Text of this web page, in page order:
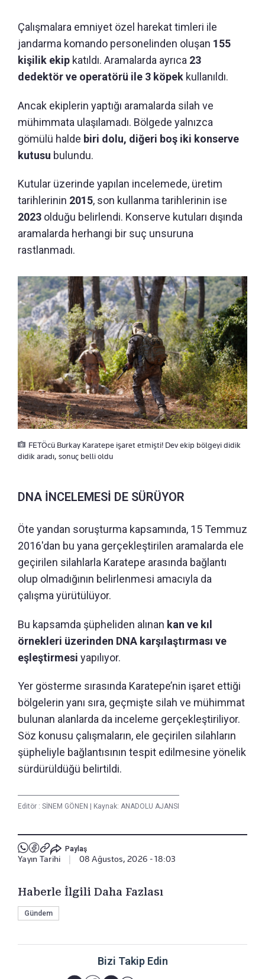
Çalışmalara emniyet özel harekat timleri ile
jandarma komando personelinden oluşan 155
kişilik ekip katıldı. Aramalarda ayrıca 23
dedektör ve operatörü ile 3 köpek kullanıldı.
Ancak ekiplerin yaptığı aramalarda silah ve
mühimmata ulaşılamadı. Bölgede yalnızca
gömülü halde biri dolu, diğeri boş iki konserve
kutusu bulundu.
Kutular üzerinde yapılan incelemede, üretim
tarihlerinin 2015, son kullanma tarihlerinin ise
2023 olduğu belirlendi. Konserve kutuları dışında
aramalarda herhangi bir suç unsuruna
rastlanmadı.
FETÖcü Burkay Karatepe işaret etmişti! Dev ekip bölgeyi didik
didik aradı, sonuç belli oldu
DNA İNCELEMESİ DE SÜRÜYOR
Öte yandan soruşturma kapsamında, 15 Temmuz
2016'dan bu yana gerçekleştirilen aramalarda ele
geçirilen silahlarla Karatepe arasında bağlantı
olup olmadığının belirlenmesi amacıyla da
çalışma yürütülüyor.
Bu kapsamda şüpheliden alınan kan ve kıl
örnekleri üzerinden DNA karşılaştırması ve
eşleştirmesi yapılıyor.
Yer gösterme sırasında Karatepe’nin işaret ettiği
bölgelerin yanı sıra, geçmişte silah ve mühimmat
bulunan alanlarda da inceleme gerçekleştiriliyor.
Söz konusu çalışmaların, ele geçirilen silahların
şüpheliyle bağlantısının tespit edilmesine yönelik
sürdürüldüğü belirtildi.
Editör : SİNEM GÖNEN Kaynak: ANADOLU AJANSI
Paylaş
Yayın Tarihi 08 Ağustos, 2026 - 18:03
Haberle İlgili Daha Fazlası
Gündem
Bizi Takip Edin